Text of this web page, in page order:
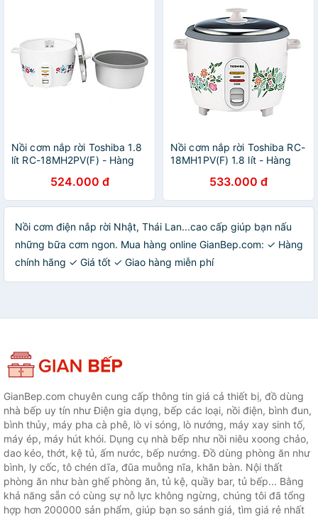
Nồi cơm nắp rời Toshiba 1.8
lít RC-18MH2PV(F) - Hàng
524.000 đ
Nồi cơm nắp rời Toshiba RC-
18MH1PV(F) 1.8 lít - Hàng
Chí Minh533.000 đ
Nồi cơm điện nắp rời Nhật, Thái Lan...cao cấp giúp bạn nấu
những bữa cơm ngon. Mua hàng online GianBep.com: ✓ Hàng
chính hãng ✓ Giá tốt ✓ Giao hàng miễn phí
GianBep.com chuyên cung cấp thông tin giá cả thiết bị, đồ dùng
nhà bếp uy tín như Điện gia dụng, bếp các loại, nồi điện, bình đun,
bình thủy, máy pha cà phê, lò vi sóng, lò nướng, máy xay sinh tố,
máy ép, máy hút khói. Dụng cụ nhà bếp như nồi niêu xoong chảo,
dao kéo, thớt, kệ tủ, ấm nước, bếp nướng. Đồ dùng phòng ăn như
bình, ly cốc, tô chén dĩa, đũa muỗng nĩa, khăn bàn. Nội thất
phòng ăn như bàn ghế phòng ăn, tủ kệ, quầy bar, tủ bếp... Bằng
khả năng sẵn có cùng sự nỗ lực không ngừng, chúng tôi đã tổng
hợp hơn 200000 sản phẩm, giúp bạn so sánh giá, tìm giá rẻ nhất